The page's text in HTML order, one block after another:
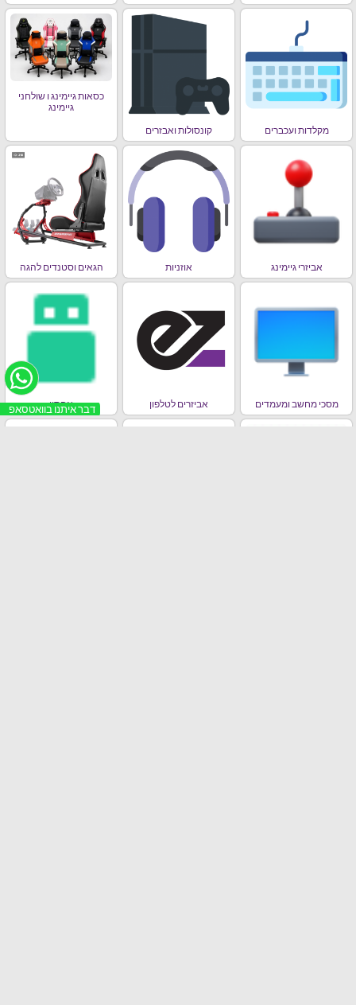
דבר איתנו בוואטסאפ
מקלדות ועכברים קונסולות ואבזרים
כסאות גיימינג ו שולחני
גיימינג
אביזרי גיימינג אוזניות הגאים וסטנדים להגה
מסכי מחשב ומעמדים אביזרים לטלפון אחסון